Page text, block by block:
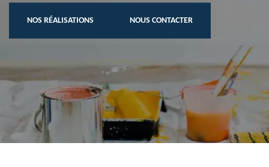
NOS RÉALISATIONS NOUS CONTACTER